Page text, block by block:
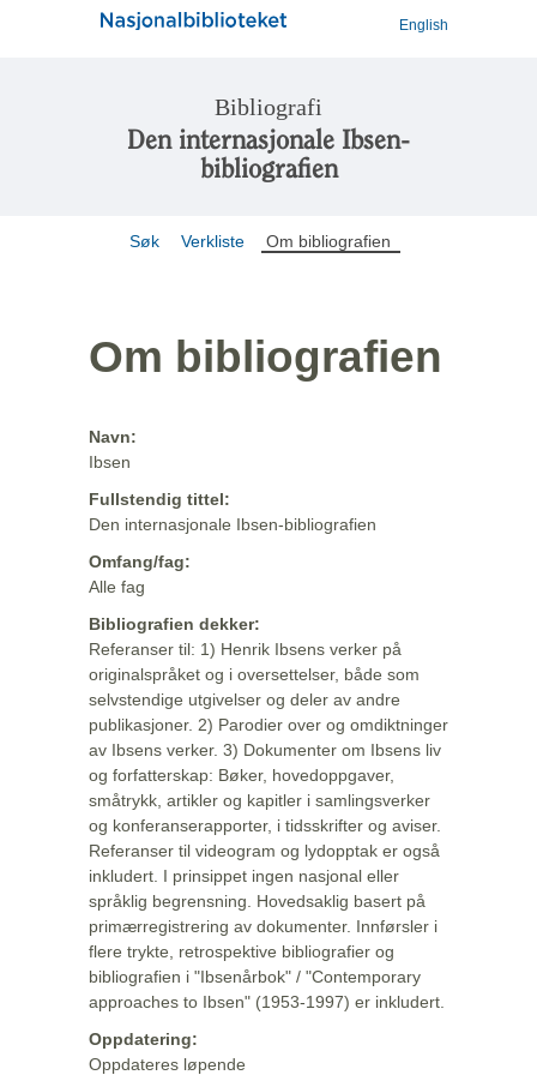
English
Bibliografi
Den internasjonale Ibsen-
bibliografien
Søk Verkliste Om bibliografien
Om bibliografien
Navn:
Ibsen
Fullstendig tittel:
Den internasjonale Ibsen-bibliografien
Omfang/fag:
Alle fag
Bibliografien dekker:
Referanser til: 1) Henrik Ibsens verker på
originalspråket og i oversettelser, både som
selvstendige utgivelser og deler av andre
publikasjoner. 2) Parodier over og omdiktninger
av Ibsens verker. 3) Dokumenter om Ibsens liv
og forfatterskap: Bøker, hovedoppgaver,
småtrykk, artikler og kapitler i samlingsverker
og konferanserapporter, i tidsskrifter og aviser.
Referanser til videogram og lydopptak er også
inkludert. I prinsippet ingen nasjonal eller
språklig begrensning. Hovedsaklig basert på
primærregistrering av dokumenter. Innførsler i
flere trykte, retrospektive bibliografier og
bibliografien i "Ibsenårbok" / "Contemporary
approaches to Ibsen" (1953-1997) er inkludert.
Oppdatering:
Oppdateres løpende